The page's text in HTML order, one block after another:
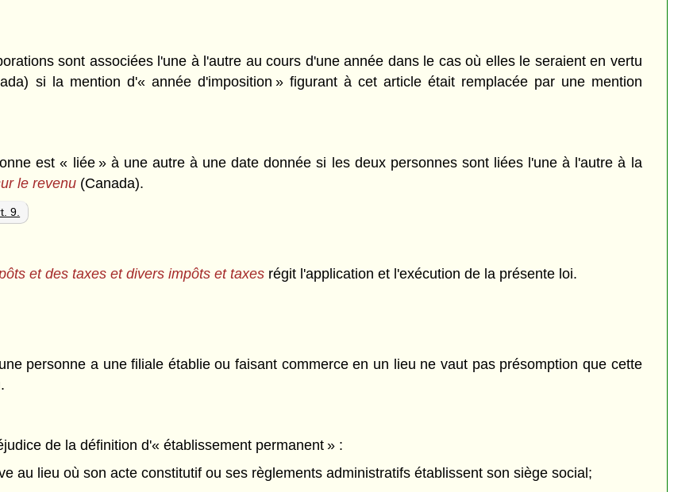
sont associées l'une à l'autre au cours d'une année dans le cas où elles le seraient en vertu
si la mention d'« année d'imposition » figurant à cet article était remplacée par une mention
est « liée » à une autre à une date donnée si les deux personnes sont liées l'une à l'autre à la
le revenu (Canada).
9.
et des taxes et divers impôts et taxes régit l'application et l'exécution de la présente loi.
personne a une filiale établie ou faisant commerce en un lieu ne vaut pas présomption que cette
de la définition d'« établissement permanent » :
au lieu où son acte constitutif ou ses règlements administratifs établissent son siège social;